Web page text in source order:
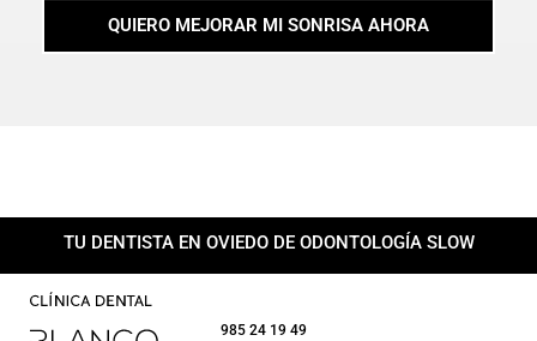
QUIERO MEJORAR MI SONRISA AHORA
TU DENTISTA EN OVIEDO DE ODONTOLOGÍA SLOW
985 24 19 49